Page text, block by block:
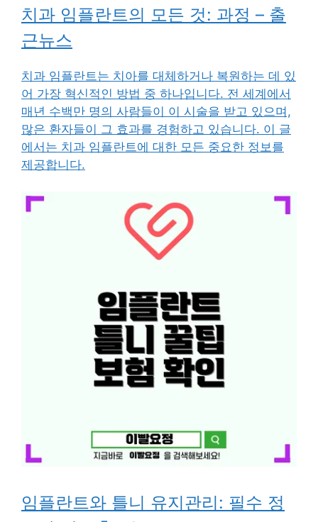
치과 임플란트의 모든 것: 과정 – 출
근뉴스
치과 임플란트는 치아를 대체하거나 복원하는 데 있
어 가장 혁신적인 방법 중 하나입니다. 전 세계에서
매년 수백만 명의 사람들이 이 시술을 받고 있으며,
많은 환자들이 그 효과를 경험하고 있습니다. 이 글
에서는 치과 임플란트에 대한 모든 중요한 정보를
제공합니다.
임플란트와 틀니 유지관리: 필수 정